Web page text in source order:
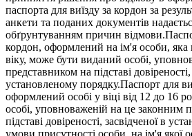
паспорта для виїзду за кордон за
анкети та поданих документів
обґрунтуванням причин
кордон, оформлений на ім'я особи, яка
віку, може бути виданий особі,
представником на підставі довіреності,
установленому порядку.Паспорт для
оформлений особі у віці від 12 до 16
особі, уповноваженій на це законним
підставі довіреності, засвідченої в
умови присутності особи, на ім'я якої